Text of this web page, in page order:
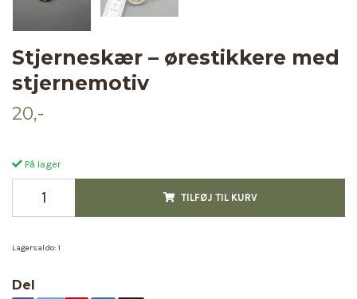
Stjerneskær – ørestikkere med
stjernemotiv
20,-
På lager
TILFØJ TIL KURV
Lagersaldo: 1
Del